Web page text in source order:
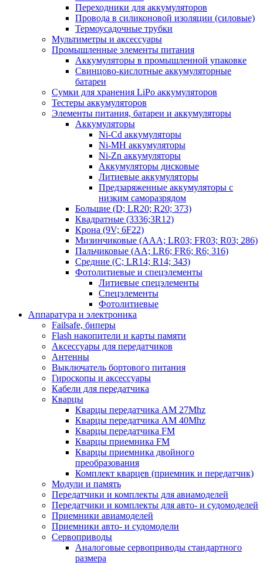
Переходники для аккумуляторов
Провода в силиконовой изоляции (силовые)
Термоусадочные трубки
Мультиметры и аксессуары
Промышленные элементы питания
Аккумуляторы в промышленной упаковке
Свинцово-кислотные аккумуляторные
батареи
Сумки для хранения LiPo аккумуляторов
Тестеры аккумуляторов
Элементы питания, батареи и аккумуляторы
Аккумуляторы
Ni-Cd аккумуляторы
Ni-MH аккумуляторы
Ni-Zn аккумуляторы
Аккумуляторы дисковые
Литиевые аккумуляторы
Предзаряженные аккумуляторы с
низким саморазрядом
Большие (D; LR20; R20; 373)
Квадратные (3336;3R12)
Крона (9V; 6F22)
Мизинчиковые (AAA; LR03; FR03; R03; 286)
Пальчиковые (AA; LR6; FR6; R6; 316)
Средние (C; LR14; R14; 343)
Фотолитиевые и спецэлементы
Литиевые спецэлементы
Спецэлементы
Фотолитиевые
Аппаратура и электроника
Failsafe, биперы
Flash накопители и карты памяти
Аксессуары для передатчиков
Антенны
Выключатель бортового питания
Гироскопы и аксессуары
Кабели для передатчика
Кварцы
Кварцы передатчика AM 27Mhz
Кварцы передатчика AM 40Mhz
Кварцы передатчика FM
Кварцы приемника FM
Кварцы приемника двойного
преобразования
Комплект кварцев (приемник и передатчик)
Модули и память
Передатчики и комплекты для авиамоделей
Передатчики и комплекты для авто- и судомоделей
Приемники авиамоделей
Приемники авто- и судомодели
Сервоприводы
Аналоговые сервоприводы стандартного
размера